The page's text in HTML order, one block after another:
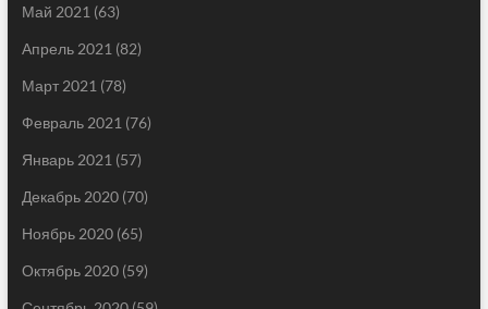
Май 2021 (63)
Апрель 2021 (82)
Март 2021 (78)
Февраль 2021 (76)
Январь 2021 (57)
Декабрь 2020(70)
Ноябрь 2020(65)
Октябрь 2020(59)